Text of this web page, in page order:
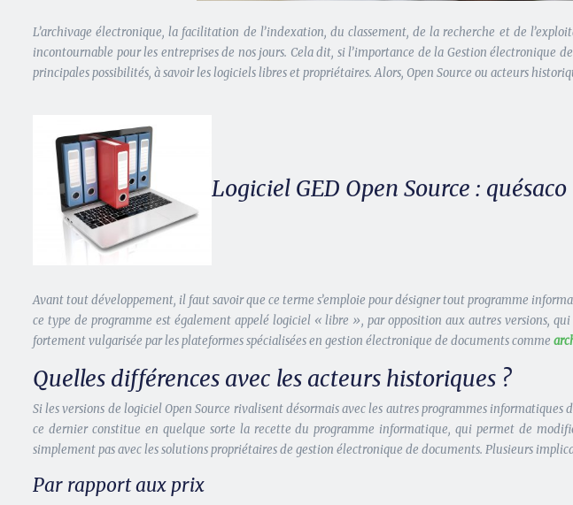
L’archivage électronique, la facilitation de l’indexation, du classement, de la recherche et de
incontournable pour les entreprises de nos jours. Cela dit, si l’importance de la Gestion électronique
principales possibilités, à savoir les logiciels libres et propriétaires. Alors, Open Source ou acteurs
Logiciel GED Open Source : quésaco
Avant tout développement, il faut savoir que ce terme s’emploie pour désigner tout programme
ce type de programme est également appelé logiciel « libre », par opposition aux autres versions,
fortement vulgarisée par les plateformes spécialisées en gestion électronique de documents comme
Quelles différences avec les acteurs historiques ?
Si les versions de logiciel Open Source rivalisent désormais avec les autres programmes
ce dernier constitue en quelque sorte la recette du programme informatique, qui permet de
simplement pas avec les solutions propriétaires de gestion électronique de documents. Plusieurs
Par rapport aux prix